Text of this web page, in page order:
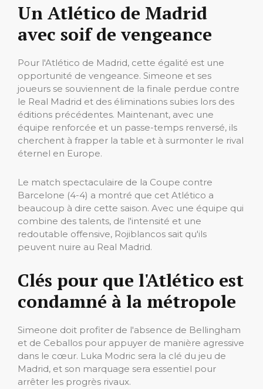
Un Atlético de Madrid
avec soif de vengeance
Pour l'Atlético de Madrid, cette égalité est une
opportunité de vengeance. Simeone et ses
joueurs se souviennent de la finale perdue contre
le Real Madrid et des éliminations subies lors des
éditions précédentes. Maintenant, avec une
équipe renforcée et un passe-temps renversé, ils
cherchent à frapper la table et à surmonter le rival
éternel en Europe.
Le match spectaculaire de la Coupe contre
Barcelone (4-4) a montré que cet Atlético a
beaucoup à dire cette saison. Avec une équipe qui
combine des talents, de l'intensité et une
redoutable offensive, Rojiblancos sait qu'ils
peuvent nuire au Real Madrid.
Clés pour que l'Atlético est
condamné à la métropole
Simeone doit profiter de l'absence de Bellingham
et de Ceballos pour appuyer de manière agressive
dans le cœur. Luka Modric sera la clé du jeu de
Madrid, et son marquage sera essentiel pour
arrêter les progrès rivaux.